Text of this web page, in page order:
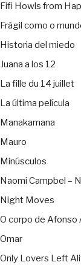
Fifi Howls from
Frágil como o
Historia del miedo
Juana a los 12
La fille du 14 juillet
La última película
Manakamana
Mauro
Minúsculos
Naomi Campbel –
Night Moves
O corpo de Afonso
Omar
Only Lovers Left